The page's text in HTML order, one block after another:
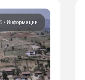
• Информации